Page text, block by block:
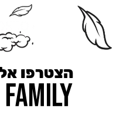
הצטרפו